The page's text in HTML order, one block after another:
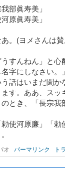
部眞寿美」
原眞寿美」
。(ヨメさんは
すんねん」と心
字にしなさい。
話はいまだ聞か
す。ああ、スッ
とき、「長宗我
使河原廉」「勅
オ パーマリンク ト